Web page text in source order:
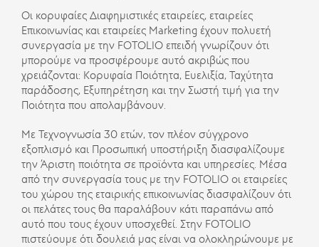
Οι κορυφαίες Διαφημιστικές εταιρείες, εταιρείες
Επικοινωνίας και εταιρείες Marketing έχουν πολυετή
συνεργασία με την FOTOLIO επειδή γνωρίζουν ότι
μπορούμε να προσφέρουμε αυτό ακριβώς που
χρειάζονται: Κορυφαία Ποιότητα, Ευελιξία, Ταχύτητα
παράδοσης, Εξυπηρέτηση και την Σωστή τιμή για την
Ποιότητα που απολαμβάνουν.
Με Τεχνογνωσία 30 ετών, τον πλέον σύγχρονο
εξοπλισμό και Προσωπική υποστήριξη διασφαλίζουμε
την Άριστη ποιότητα σε προϊόντα και υπηρεσίες. Μέσα
από την συνεργασία τους με την FOTOLIO οι εταιρείες
του χώρου της εταιρικής επικοινωνίας διασφαλίζουν ότι
οι πελάτες τους θα παραλάβουν κάτι παραπάνω από
αυτό που τους έχουν υποσχεθεί. Στην FOTOLIO
πιστεύουμε ότι δουλειά μας είναι να ολοκληρώνουμε με